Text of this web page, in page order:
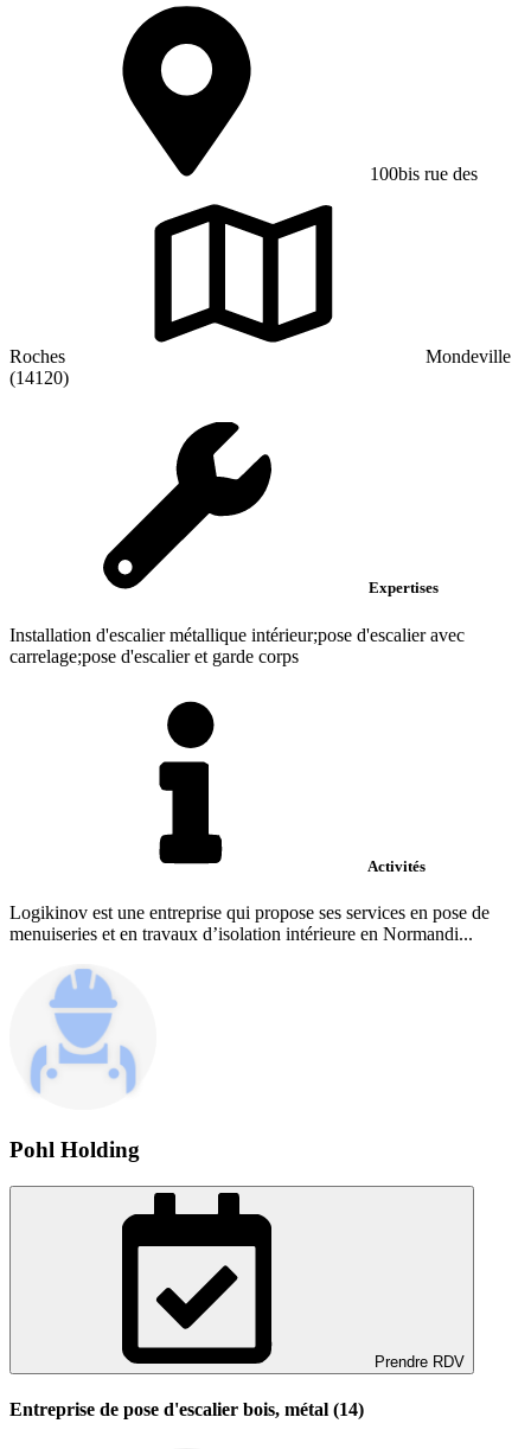
100bis rue des
Roches
Mondeville
(14120)
Expertises
Installation d'escalier métallique intérieur;pose d'escalier avec
carrelage;pose d'escalier et garde corps
Activités
Logikinov est une entreprise qui propose ses services en pose de
menuiseries et en travaux d’isolation intérieure en Normandi...
Pohl Holding
Prendre RDV
Entreprise de pose d'escalier bois, métal (14)